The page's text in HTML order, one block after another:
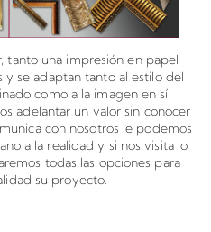
tanto una impresión en papel
y se adaptan tanto al estilo del
como a la imagen en sí.
adelantar un valor sin conocer
con nosotros le podemos
a la realidad y si nos visita lo
todas las opciones para
su proyecto.